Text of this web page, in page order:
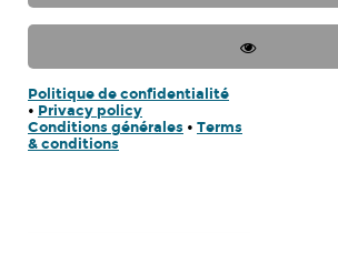
Politique de confidentialité
• Privacy policy
Conditions générales • Terms
& conditions